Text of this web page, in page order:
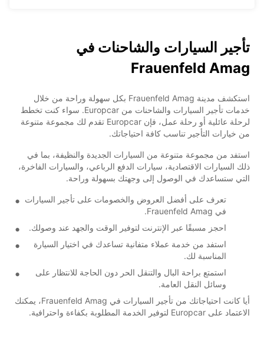
تأجير السيارات والشاحنات في
Frauenfeld Amag
استكشف مدينة Frauenfeld Amag بكل سهولة وراحة من خلال
خدمات تأجير السيارات والشاحنات من Europcar. سواء كنت تخطط
لرحلة عائلية أو رحلة عمل، فإن Europcar تقدم لك مجموعة متنوعة
من خيارات التأجير تناسب كافة احتياجاتك.
استفد من مجموعة متنوعة من السيارات الجديدة والنظيفة، بما في
ذلك السيارات الاقتصادية، سيارات الدفع الرباعي، والسيارات الفاخرة،
التي ستساعدك في الوصول إلى وجهتك بسهولة وراحة.
تعرف على أفضل العروض والخصومات على تأجير السيارات
في Frauenfeld Amag.
احجز مسبقًا عبر الإنترنت لتوفير الوقت والجهد عند وصولك.
استفد من خدمة عملاء متفانية تساعدك في اختيار السيارة
المناسبة لك.
استمتع براحة البال والتنقل الحر دون الحاجة للانتظار على
وسائل النقل العامة.
أيا كانت احتياجاتك من تأجير السيارات في Frauenfeld Amag، يمكنك
الاعتماد على Europcar لتوفير الخدمة المطلوبة بكفاءة واحترافية.